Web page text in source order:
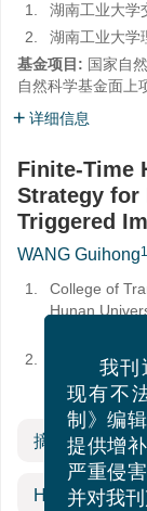
1.
湖南工业大
2.
湖南工业大
基金项目: 国家自
自然科学基金面上
详细信息
Finite-Time
Strategy for
Triggered
WANG Guihong1
1.
College of
Hunan
2.
College of
Zhuzhou
摘要
HTML全文
我刊
现有不
制》编
提供增
严重侵